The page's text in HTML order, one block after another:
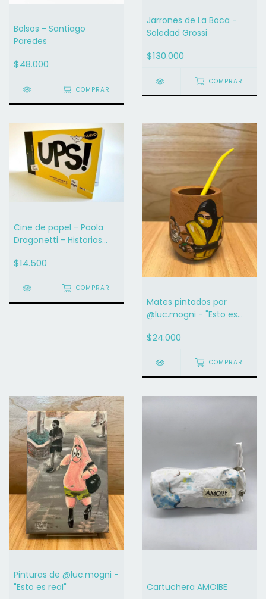
Bolsos - Santiago
Paredes
$48.000
COMPRAR
Jarrones de La Boca -
Soledad Grossi
$130.000
COMPRAR
Cine de papel - Paola
Dragonetti - Historias
$14.500
COMPRAR
Mates pintados por
@luc.mogni - "Esto es
$24.000
COMPRAR
Pinturas de @luc.mogni -
"Esto es real"
Cartuchera AMOIBE